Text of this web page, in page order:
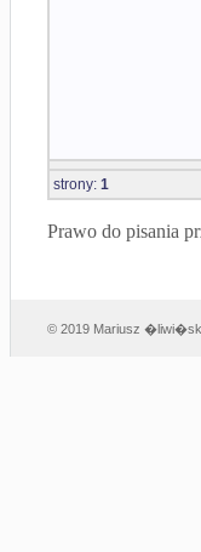
strony: 1
Prawo do pisania
© 2019 Mariusz